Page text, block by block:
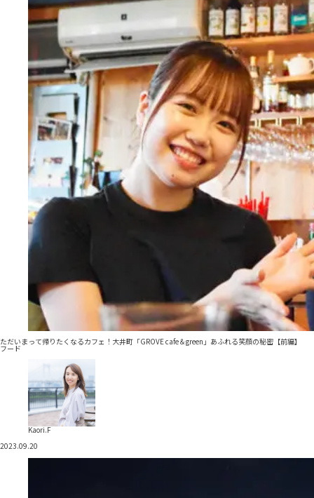
ただいまって帰りたくなるカフェ！大井町「GROVE cafe＆green」あふれる笑顔の秘密【前編】
フード
Kaori.F
2023.09.20